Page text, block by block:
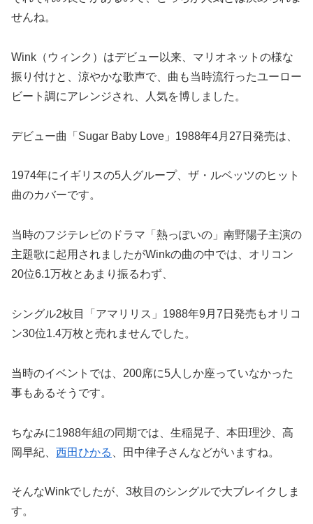
せんね。
Wink（ウィンク）はデビュー以来、マリオネットの様な
振り付けと、涼やかな歌声で、曲も当時流行ったユーロー
ビート調にアレンジされ、人気を博しました。
デビュー曲「Sugar Baby Love」1988年4月27日発売は、
1974年にイギリスの5人グループ、ザ・ルベッツのヒット
曲のカバーです。
当時のフジテレビのドラマ「熱っぽいの」南野陽子主演の
主題歌に起用されましたがWinkの曲の中では、オリコン
20位6.1万枚とあまり振るわず、
シングル2枚目「アマリリス」1988年9月7日発売もオリコ
ン30位1.4万枚と売れませんでした。
当時のイベントでは、200席に5人しか座っていなかった
事もあるそうです。
ちなみに1988年組の同期では、生稲晃子、本田理沙、高
岡早紀、 西田ひかる 、田中律子さんなどがいますね。
そんなWinkでしたが、3枚目のシングルで大ブレイクしま
す。